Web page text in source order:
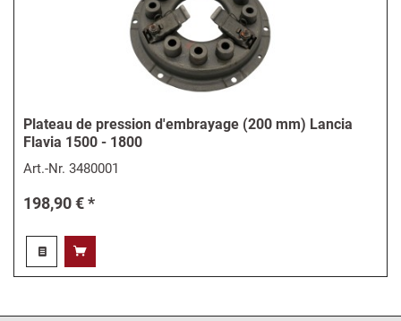
Plateau de pression d'embrayage (200 mm) Lancia
Flavia 1500 - 1800
Art.-Nr.3480001
198,90 € *